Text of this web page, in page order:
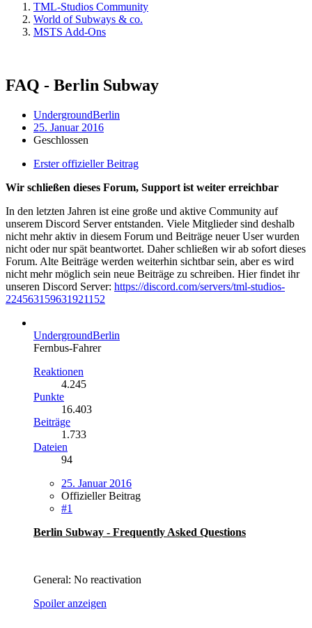
TML-Studios Community
World of Subways & co.
MSTS Add-Ons
FAQ - Berlin Subway
UndergroundBerlin
25. Januar 2016
Geschlossen
Erster offizieller Beitrag
Wir schließen dieses Forum, Support ist weiter erreichbar
In den letzten Jahren ist eine große und aktive Community auf
unserem Discord Server entstanden. Viele Mitglieder sind deshalb
nicht mehr aktiv in diesem Forum und Beiträge neuer User wurden
nicht oder nur spät beantwortet. Daher schließen wir ab sofort dieses
Forum. Alte Beiträge werden weiterhin sichtbar sein, aber es wird
nicht mehr möglich sein neue Beiträge zu schreiben. Hier findet ihr
unseren Discord Server: https://discord.com/servers/tml-studios-
224563159631921152
UndergroundBerlin
Fernbus-Fahrer
Reaktionen
4.245
Punkte
16.403
Beiträge
1.733
Dateien
94
25. Januar 2016
Offizieller Beitrag
#1
Berlin Subway - Frequently Asked Questions
General: No reactivation
Spoiler anzeigen